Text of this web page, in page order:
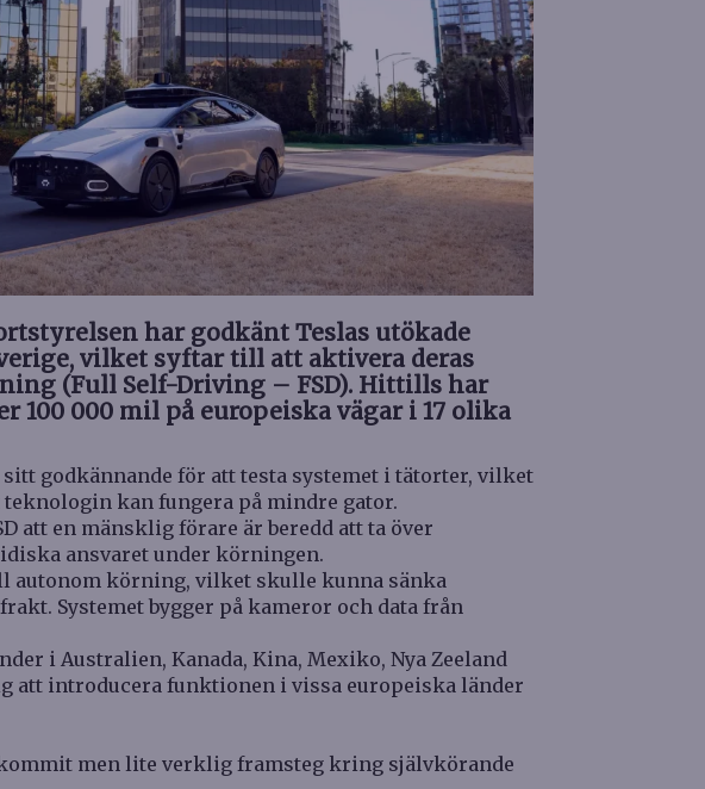
har godkänt Teslas utökade
vilket syftar till att aktivera deras
(Full Self-Driving – FSD). Hittills har
100 000 mil på europeiska vägar i 17 olika
godkännande för att testa systemet i tätorter, vilket
kan fungera på mindre gator.
att en mänsklig förare är beredd att ta över
ansvaret under körningen.
autonom körning, vilket skulle kunna sänka
Systemet bygger på kameror och data från
i Australien, Kanada, Kina, Mexiko, Nya Zeeland
att introducera funktionen i vissa europeiska länder
men lite verklig framsteg kring självkörande